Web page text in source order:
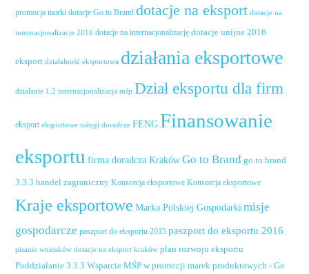
promocja marki dotacje Go to Brand dotacje na eksport dotacje na
internacjonalizacje 2016 dotacje na internacjonalizację dotacje unijne 2016
eksport działalność eksportowa działania eksportowe
działanie 1.2 internacjonalizacja mśp Dział eksportu dla firm
eksport eksportowe usługi doradcze FENG Finansowanie
eksportu firma doradcza Kraków Go to Brand go to brand
3.3.3 handel zagraniczny Konsorcja eksportowe Konsorcja eksportowe
Kraje eksportowe Marka Polskiej Gospodarki misje
gospodarcze paszport do eksportu 2015 paszport do eksportu 2016
pisanie wniosków dotacje na eksport kraków plan rozwoju eksportu
Poddziałanie 3.3.3 Wsparcie MŚP w promocji marek produktowych - Go